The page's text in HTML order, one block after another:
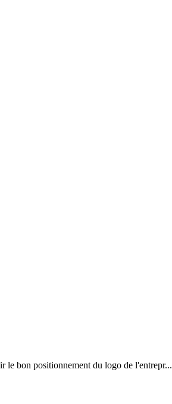
le bon positionnement du logo de l'entrepr...